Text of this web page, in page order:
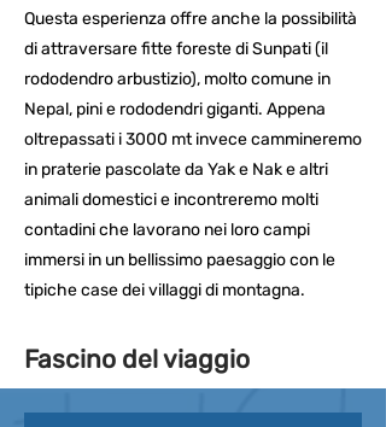
Questa esperienza offre anche la possibilità
di attraversare fitte foreste di Sunpati (il
rododendro arbustizio), molto comune in
Nepal, pini e rododendri giganti. Appena
oltrepassati i 3000 mt invece cammineremo
in praterie pascolate da Yak e Nak e altri
animali domestici e incontreremo molti
contadini che lavorano nei loro campi
immersi in un bellissimo paesaggio con le
tipiche case dei villaggi di montagna.
Fascino del viaggio